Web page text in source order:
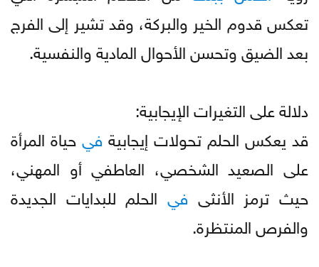
تعكس قدوم الخير والبركة، وقد تشير إلى الفرج
بعد الضيق وتحسن الأحوال المادية والنفسية.
دلالة على التغيرات الإيجابية:
قد يعكس الحلم تحولات إيجابية فيحياة المرأة
على الصعيد الشخصي، العاطفي أو المهني،
حيث ترمز الأنثى في الحلم للبدايات الجديدة
والفرص المنتظرة.